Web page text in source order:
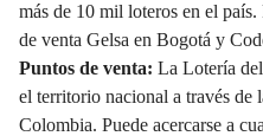
más de 10 mil loteros en el
de venta Gelsa en Bogotá y
Puntos de venta: La Lotería
el territorio nacional a través de
Colombia. Puede acercarse a